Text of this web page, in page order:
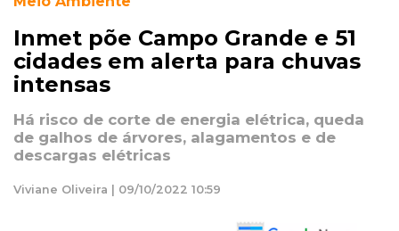
Inmet põe Campo Grande e 51
cidades em alerta para chuvas
intensas
Há risco de corte de energia elétrica, queda
de galhos de árvores, alagamentos e de
descargas elétricas
Viviane Oliveira | 09/10/2022 10:59